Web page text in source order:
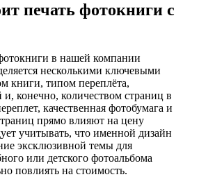
печать фотокниги с
в нашей компании
несколькими ключевыми
книги, типом переплёта,
конечно, количеством страниц в
качественная фотобумага и
прямо влияют на цену
учитывать, что именной дизайн
эксклюзивной темы для
или детского фотоальбома
повлиять на стоимость.